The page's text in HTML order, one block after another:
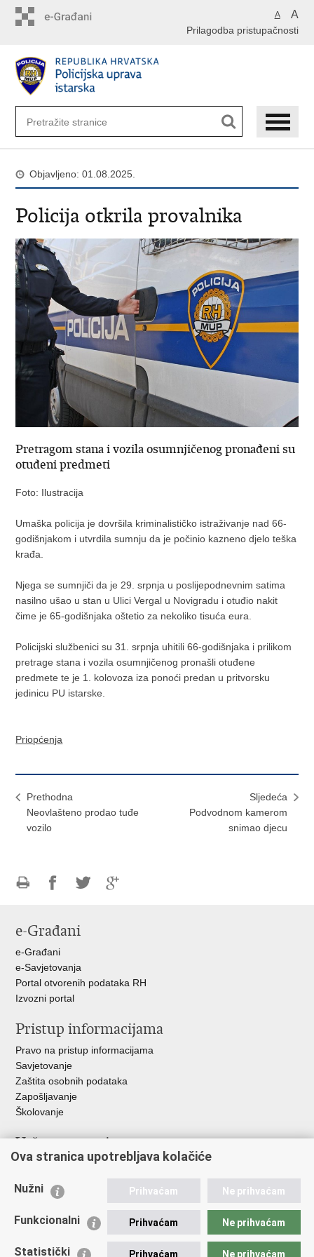
A A
Prilagodba pristupačnosti
Objavljeno: 01.08.2025.
Policija otkrila provalnika
Pretragom stana i vozila osumnjičenog pronađeni su
otuđeni predmeti
Foto: Ilustracija
Umaška policija je dovršila kriminalističko istraživanje nad 66-
godišnjakom i utvrdila sumnju da je počinio kazneno djelo teška
krađa.
Njega se sumnjiči da je 29. srpnja u poslijepodnevnim satima
nasilno ušao u stan u Ulici Vergal u Novigradu i otuđio nakit
čime je 65-godišnjaka oštetio za nekoliko tisuća eura.
Policijski službenici su 31. srpnja uhitili 66-godišnjaka i prilikom
pretrage stana i vozila osumnjičenog pronašli otuđene
predmete te je 1. kolovoza iza ponoći predan u pritvorsku
jedinicu PU istarske.
Priopćenja
Prethodna
Neovlašteno prodao tuđe
vozilo
Sljedeća
Podvodnom kamerom
snimao djecu
FacebookuTwitteru
e-Građani
e-Građani
e-Savjetovanja
Portal otvorenih podataka RH
Izvozni portal
Pristup informacijama
Pravo na pristup informacijama
Savjetovanje
Zaštita osobnih podataka
Zapošljavanje
Školovanje
Važne poveznice
Ministarstvo unutarnjih poslova
Udruge
Policijska akademija
Ova stranica upotrebljava kolačiće
Nužni Prihvaćam Ne prihvaćam
Funkcionalni Prihvaćam Ne prihvaćam
Statistički Prihvaćam Ne prihvaćam